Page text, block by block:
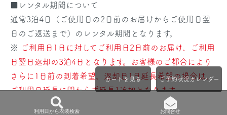
■レンタル期間について
通常3泊4日（ご使用日の2日前のお届けからご使用日翌
日のご返送まで）のレンタル期間となります。
※
ご利用日1日に対してご利用日2日前のお届け、ご利用
日翌日返却の3泊4日となります。お客様のご都合により
さらに1日前の到着希望、返却日1日延長希望の場合は、
ご利用日延長に関わらず延長1追加となります。
※長期ご利用希望の場合はご連絡ください。商品・季節
カートを見る ご予約状況カレンダー
利用日から衣装検索 お問合せ